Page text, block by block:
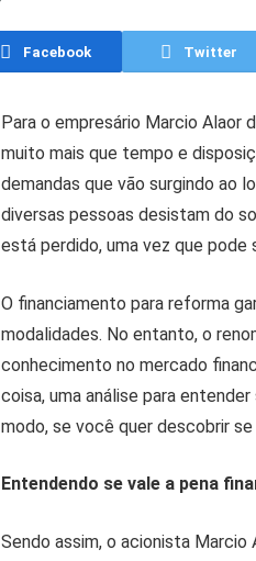
Facebook Twitter
Para o empresário Marcio Alaor
muito mais que tempo e
demandas que vão surgindo ao
diversas pessoas desistam do
está perdido, uma vez que pode
O financiamento para reforma
modalidades. No entanto, o
conhecimento no mercado
coisa, uma análise para
modo, se você quer descobrir
Entendendo se vale a pena
Sendo assim, o acionista Marcio